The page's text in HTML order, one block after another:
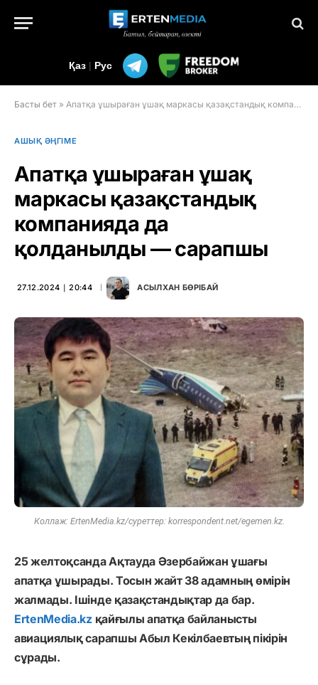
Қаз | Рус
Басты бет » Апатқа ұшыраған ұшақ маркасы қазақстандық компанияда да қолданылды — сарапшы
АШЫҚ ӘҢГІМЕ
Апатқа ұшыраған ұшақ
маркасы қазақстандық
компанияда да
қолданылды — сарапшы
27.12.2024 ∣ 20:44 АСЫЛХАН БӨРІБАЙ
Коллаж: ErtenMedia.kz/cуреттер: korrespondent.net/egemen.kz.
25 желтоқсанда Ақтауда Әзербайжан ұшағы
апатқа ұшырады. Тосын жайт 38 адамның өмірін
жалмады. Ішінде қазақстандықтар да бар.
ErtenMedia.kzқайғылы апатқа байланысты
авиациялық сарапшы Абыл Кекілбаевтың пікірін
сұрады.